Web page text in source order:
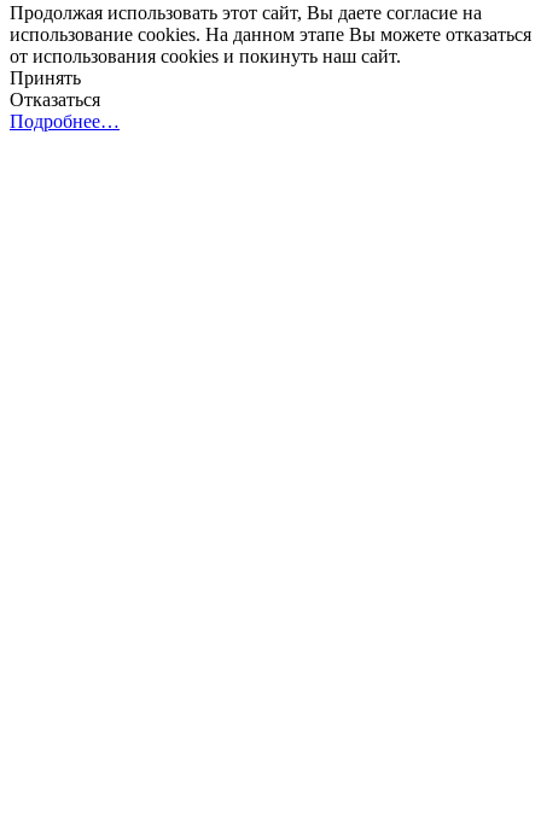
Продолжая использовать этот сайт, Вы даете согласие на
использование cookies. На данном этапе Вы можете отказаться
от использования cookies и покинуть наш сайт.
Принять
Отказаться
Подробнее…